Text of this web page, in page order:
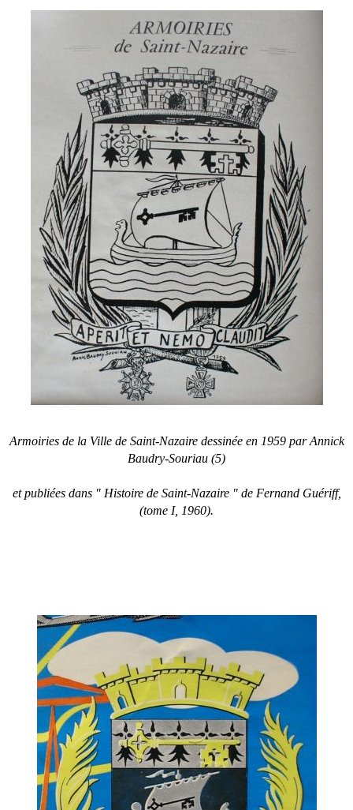
Armoiries de la Ville de Saint-Nazaire dessinée en 1959 par Annick
Baudry-Souriau (5)
et publiées dans " Histoire de Saint-Nazaire " de Fernand Guériff,
(tome I, 1960).